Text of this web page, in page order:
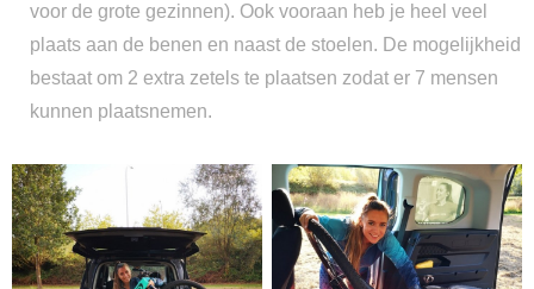
voor de grote gezinnen). Ook vooraan heb je heel veel
plaats aan de benen en naast de stoelen. De mogelijkheid
bestaat om 2 extra zetels te plaatsen zodat er 7 mensen
kunnen plaatsnemen.